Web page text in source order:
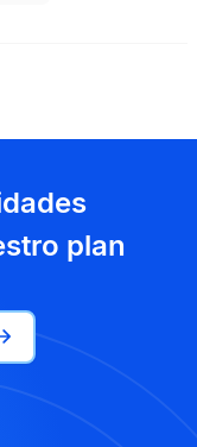
plan